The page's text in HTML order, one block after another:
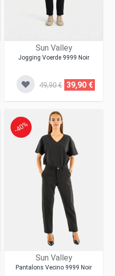
Sun Valley
Jogging Voerde 9999 Noir
49,90 € 39,90 €
Sun Valley
Pantalons Vecino 9999 Noir
-40%